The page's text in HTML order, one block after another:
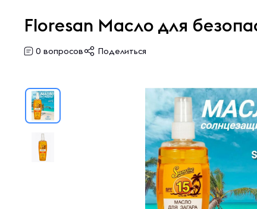
Floresan Масло для
0 вопросов Поделиться